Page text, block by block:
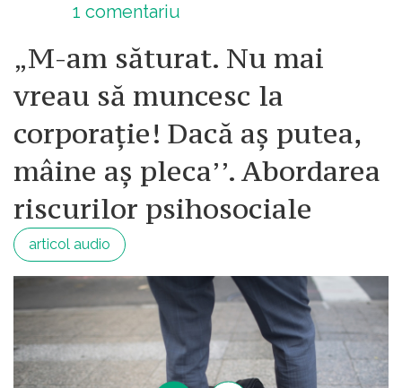
1 comentariu
„M-am săturat. Nu mai
vreau să muncesc la
corporație! Dacă aș putea,
mâine aș pleca’’. Abordarea
riscurilor psihosociale
articol audio